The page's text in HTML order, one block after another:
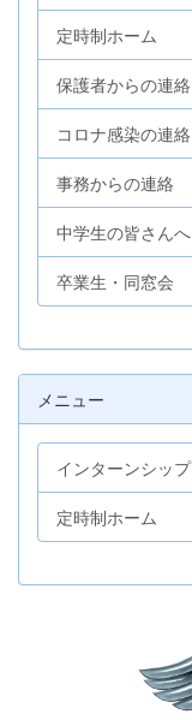
定時制ホーム
保護者からの連絡
コロナ感染の連絡
事務からの連絡
中学生の皆さんへ
卒業生・同窓会
メニュー
インターンシップ
定時制ホーム